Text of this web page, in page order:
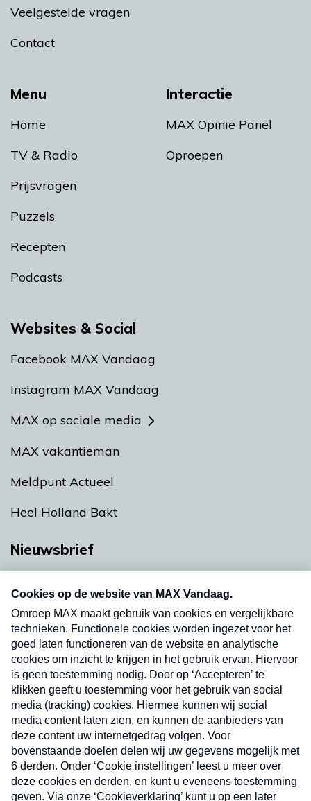
Menu
Home
TV & Radio
Prijsvragen
Puzzels
Recepten
Podcasts
Interactie
MAX Opinie Panel
Oproepen
Veelgestelde vragen
Contact
Websites & Social
Facebook MAX Vandaag
Instagram MAX Vandaag
MAX op sociale media
MAX vakantieman
Meldpunt Actueel
Heel Holland Bakt
Nieuwsbrief
nieuwsbrief. Elke vrijdag- en dinsdagochtend in
uw mailbox.
Verzend
Nieuwsbrief